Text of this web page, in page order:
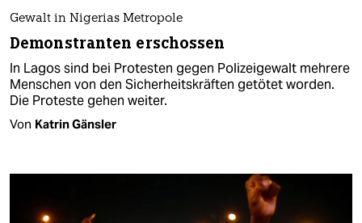
Gewalt in Nigerias Metropole
Demonstranten erschossen
In Lagos sind bei Protesten gegen Polizeigewalt mehrere
Menschen von den Sicherheitskräften getötet worden.
Die Proteste gehen weiter.
Von Katrin Gänsler